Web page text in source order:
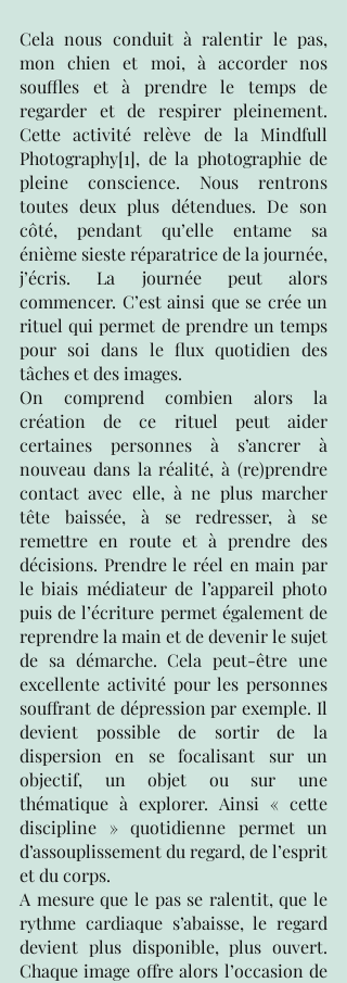
Cela nous conduit à ralentir le pas,
mon chien et moi, à accorder nos
souffles et à prendre le temps de
regarder et de respirer pleinement.
Cette activité relève de la Mindfull
Photography[1], de la photographie de
pleine conscience. Nous rentrons
toutes deux plus détendues. De son
côté, pendant qu’elle entame sa
énième sieste réparatrice de la journée,
j’écris. La journée peut alors
commencer. C’est ainsi que se crée un
rituel qui permet de prendre un temps
pour soi dans le flux quotidien des
tâches et des images.
On comprend combien alors la
création de ce rituel peut aider
certaines personnes à s’ancrer à
nouveau dans la réalité, à (re)prendre
contact avec elle, à ne plus marcher
tête baissée, à se redresser, à se
remettre en route et à prendre des
décisions. Prendre le réel en main par
le biais médiateur de l’appareil photo
puis de l’écriture permet également de
reprendre la main et de devenir le sujet
de sa démarche. Cela peut-être une
excellente activité pour les personnes
souffrant de dépression par exemple. Il
devient possible de sortir de la
dispersion en se focalisant sur un
objectif, un objet ou sur une
thématique à explorer. Ainsi « cette
discipline » quotidienne permet un
d’assouplissement du regard, de l’esprit
et du corps.
A mesure que le pas se ralentit, que le
rythme cardiaque s’abaisse, le regard
devient plus disponible, plus ouvert.
Chaque image offre alors l’occasion de